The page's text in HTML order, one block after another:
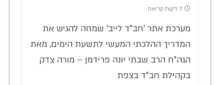
7 דקות קריאה
מערכת אתר 'חב"ד לייב' שמחה להגיש את
המדריך ההלכתי המעשי לתשעת הימים, מאת
הגה"ח הרב שבתי יונה פרידמן – מורה צדק
בקהילת חב"ד בצפת